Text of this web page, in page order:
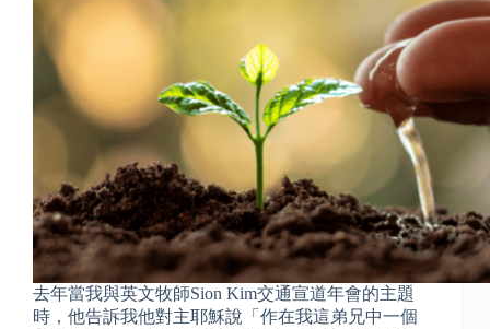
去年當我與英文牧師Sion Kim交通宣道年會的主題
時，他告訴我他對主耶穌說「作在我這弟兄中一個